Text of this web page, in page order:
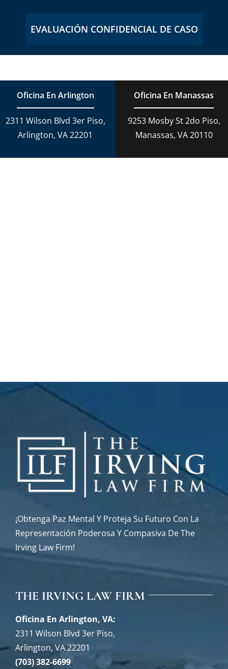
EVALUACIÓN CONFIDENCIAL DE CASO
Oficina En Arlington
2311 Wilson Blvd 3er Piso,
Arlington, VA 22201
Oficina En Manassas
9253 Mosby St 2do Piso,
Manassas, VA 20110
¡Obtenga Paz Mental Y Proteja Su Futuro Con La
Representación Poderosa Y Compasiva De The
Irving Law Firm!
THE IRVING LAW FIRM
Oficina En Arlington, VA:
2311 Wilson Blvd 3er Piso,
Arlington, VA 22201
(703) 382-6699